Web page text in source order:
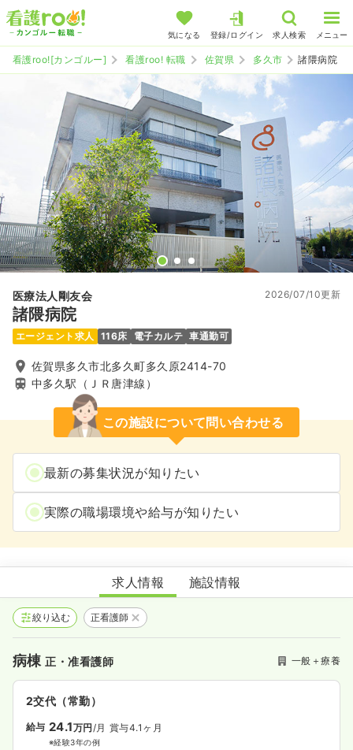
気になる 登録/ログイン 求人検索 メニュー
看護roo![カンゴルー] 看護roo! 転職 佐賀県 多久市 諸隈病院
医療法人剛友会
諸隈病院
2026/07/10更新
エージェント求人 116床 電子カルテ 車通勤可
佐賀県多久市北多久町多久原2414-70
中多久駅（ＪＲ唐津線）
この施設について問い合わせる
最新の募集状況が知りたい
実際の職場環境や給与が知りたい
諸隈病院
求人情報 施設情報
絞り込む 正看護師
病棟正・准看護師 一般＋療養
2交代（常勤）
給与 24.1万円/月 賞与4.1ヶ月
※経験3年の例